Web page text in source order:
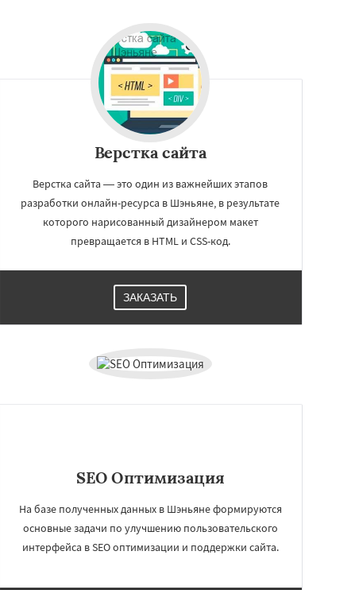
Верстка сайта
Верстка сайта — это один из важнейших этапов
разработки онлайн-ресурса в Шэньяне, в результате
которого нарисованный дизайнером макет
превращается в HTML и CSS-код.
ЗАКАЗАТЬ
SEO Оптимизация
На базе полученных данных в Шэньяне формируются
основные задачи по улучшению пользовательского
интерфейса в SEO оптимизации и поддержки сайта.